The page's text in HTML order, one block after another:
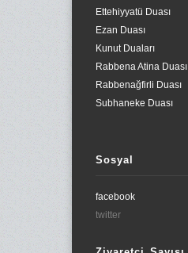
Ettehiyyatü Duası
Ezan Duası
Kunut Duaları
Rabbena Atina Duası
Rabbenağfirli Duası
Subhaneke Duası
Sosyal
facebook
twitter